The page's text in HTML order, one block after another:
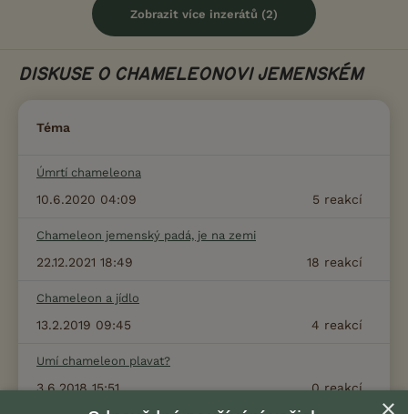
Zobrazit více inzerátů (2)
DISKUSE O CHAMELEONOVI JEMENSKÉM
Téma
Úmrtí chameleona
5 reakcí
10.6.2020 04:09
Chameleon jemenský padá, je na zemi
18 reakcí
22.12.2021 18:49
Chameleon a jídlo
4 reakcí
13.2.2019 09:45
Umí chameleon plavat?
0reakcí
3.6.2018 15:51